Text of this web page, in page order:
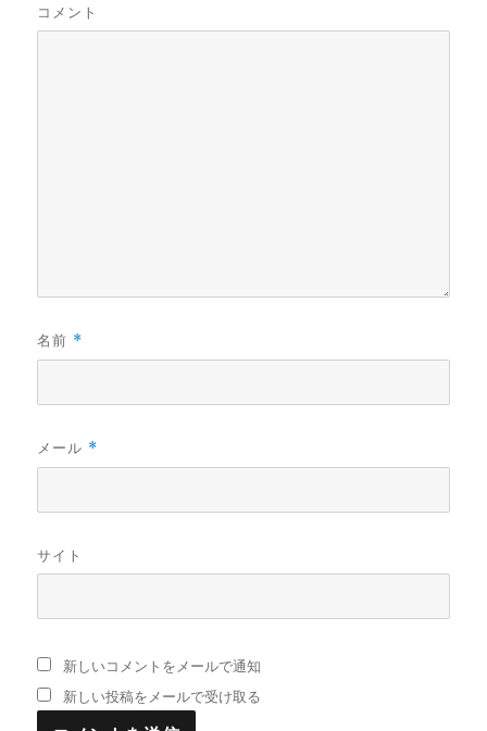
コメント
名前 *
メール *
サイト
新しいコメントをメールで通知
新しい投稿をメールで受け取る